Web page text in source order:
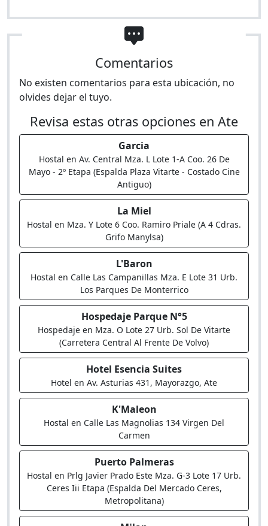
Comentarios
No existen comentarios para esta ubicación, no
olvides dejar el tuyo.
Revisa estas otras opciones en Ate
Garcia
Hostal en Av. Central Mza. L Lote 1-A Coo. 26 De
Mayo - 2º Etapa (Espalda Plaza Vitarte - Costado Cine
Antiguo)
La Miel
Hostal en Mza. Y Lote 6 Coo. Ramiro Priale (A 4 Cdras.
Grifo Manylsa)
L'Baron
Hostal en Calle Las Campanillas Mza. E Lote 31 Urb.
Los Parques De Monterrico
Hospedaje Parque N°5
Hospedaje en Mza. O Lote 27 Urb. Sol De Vitarte
(Carretera Central Al Frente De Volvo)
Hotel Esencia Suites
Hotel en Av. Asturias 431, Mayorazgo, Ate
K'Maleon
Hostal en Calle Las Magnolias 134 Virgen Del
Carmen
Puerto Palmeras
Hostal en Prlg Javier Prado Este Mza. G-3 Lote 17 Urb.
Ceres Iii Etapa (Espalda Del Mercado Ceres,
Metropolitana)